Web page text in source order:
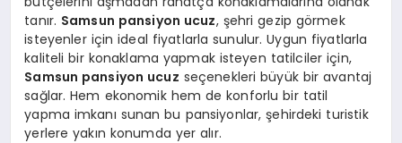
tanır. Samsun pansiyon ucuz, şehri gezip görmek
isteyenler için ideal fiyatlarla sunulur. Uygun fiyatlarla
kaliteli bir konaklama yapmak isteyen tatilciler için,
Samsun pansiyon ucuz seçenekleri büyük bir avantaj
sağlar. Hem ekonomik hem de konforlu bir tatil
yapma imkanı sunan bu pansiyonlar, şehirdeki turistik
yerlere yakın konumda yer alır.